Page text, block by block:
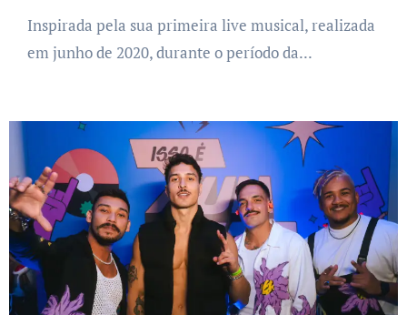
Inspirada pela sua primeira live musical, realizada
em junho de 2020, durante o período da...